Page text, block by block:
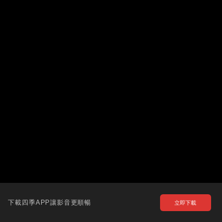
下載四季APP讓影音更順暢 立即下載